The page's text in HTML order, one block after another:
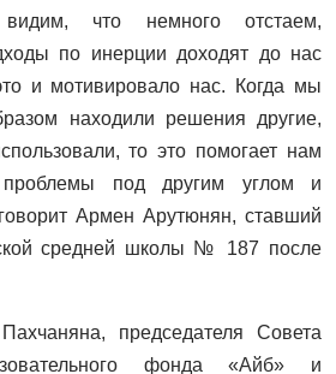
что немного отстаем,
по инерции доходят до нас
и мотивировало нас. Когда мы
находили решения другие,
то это помогает нам
проблемы под другим углом и
Армен Арутюнян, ставший
средней школы № 187 после
председателя Совета
фонда «Айб» и